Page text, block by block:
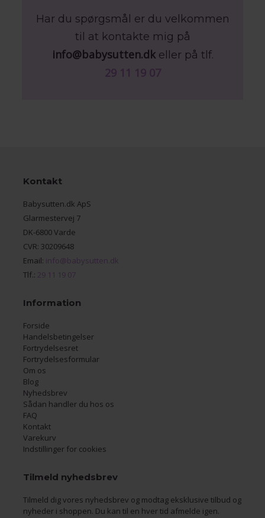
Har du spørgsmål er du velkommen
til at kontakte mig på
info@babysutten.dkeller på tlf.
29 11 19 07
Kontakt
Babysutten.dk ApS
Glarmestervej 7
DK-6800 Varde
CVR: 30209648
Email: info@babysutten.dk
Tlf.: 29 11 19 07
Information
Forside
Handelsbetingelser
Fortrydelsesret
Fortrydelsesformular
Om os
Blog
Nyhedsbrev
Sådan handler du hos os
FAQ
Kontakt
Varekurv
Indstillinger for cookies
Tilmeld nyhedsbrev
Tilmeld dig vores nyhedsbrev og modtag eksklusive tilbud og
nyheder i shoppen. Du kan til en hver tid afmelde igen.